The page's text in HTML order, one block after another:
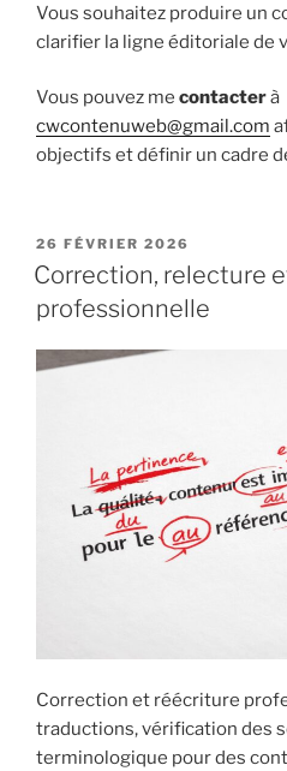
Vous souhaitez produire un
clarifier la ligne éditoriale de
Vous pouvez me contacterà
cwcontenuweb@gmail.com
objectifs et définir un cadre
PUBLIÉ
LE
26 FÉVRIER 2026
Correction, relecture
professionnelle
Correction et réécriture
traductions, vérification des
terminologique pour des